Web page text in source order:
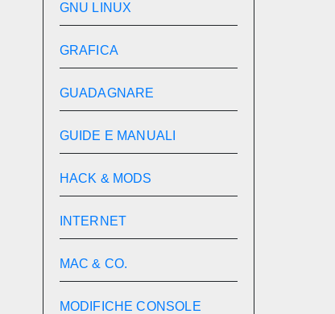
GNU LINUX
GRAFICA
GUADAGNARE
GUIDE E MANUALI
HACK & MODS
INTERNET
MAC & CO.
MODIFICHE CONSOLE